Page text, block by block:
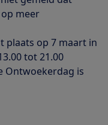
meer
plaats op 7 maart in
tot 21.00
Ontwoekerdag is